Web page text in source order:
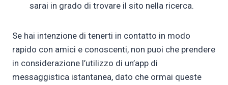
sarai in grado di trovare il sito nella ricerca.
Se hai intenzione di tenerti in contatto in modo
rapido con amici e conoscenti, non puoi che prendere
in considerazione l’utilizzo di un’app di
messaggistica istantanea, dato che ormai queste